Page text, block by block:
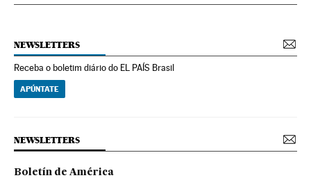
NEWSLETTERS
Receba o boletim diário do EL PAÍS Brasil
APÚNTATE
NEWSLETTERS
Boletín de América